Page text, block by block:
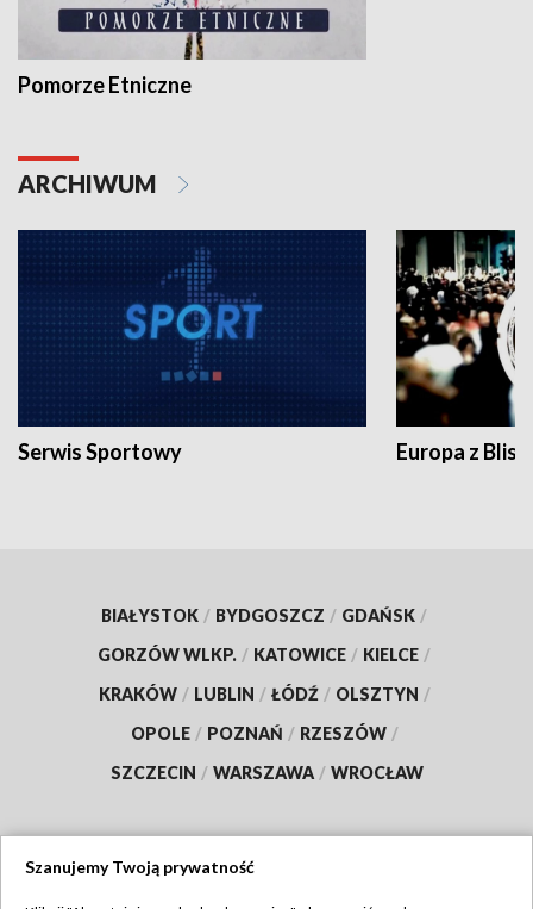
Pomorze Etniczne
ARCHIWUM
Serwis Sportowy Europa z
BIAŁYSTOK / BYDGOSZCZ / GDAŃSK /
GORZÓW WLKP. / KATOWICE / KIELCE /
KRAKÓW / LUBLIN / ŁÓDŹ / OLSZTYN /
OPOLE / POZNAŃ / RZESZÓW /
SZCZECIN / WARSZAWA / WROCŁAW
Szanujemy Twoją prywatność